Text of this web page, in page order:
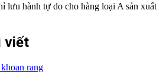
lưu hành tự do cho hàng loại A sản xuất
viết